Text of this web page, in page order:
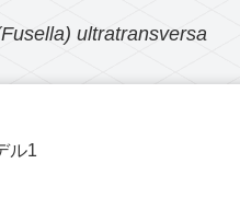
ultratransversa
ル1